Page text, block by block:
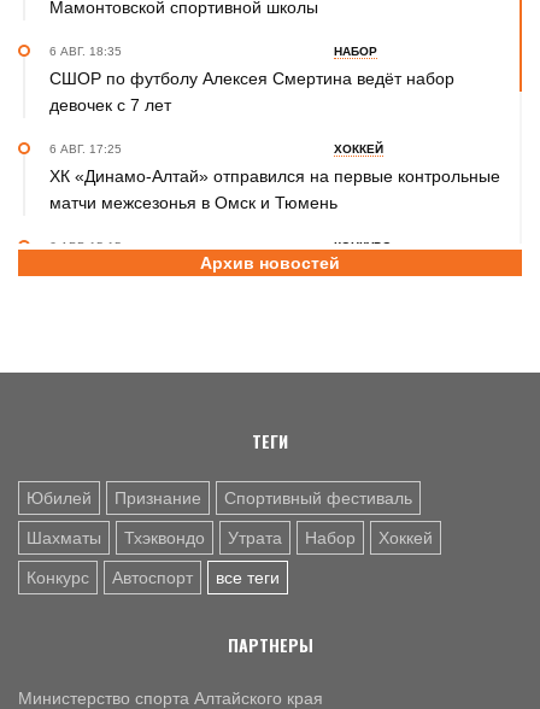
Мамонтовской спортивной школы
6 АВГ. 18:35 НАБОР
СШОР по футболу Алексея Смертина ведёт набор
девочек с 7 лет
6 АВГ. 17:25 ХОККЕЙ
ХК «Динамо-Алтай» отправился на первые контрольные
матчи межсезонья в Омск и Тюмень
6 АВГ. 15:15 КОНКУРС
Продолжается приём заявок на участие в шестом сезоне
Как в 2026 году можно оформить социальный налоговый
Архив новостей
ТЕГИ
Юбилей Признание Спортивный фестиваль
Шахматы Тхэквондо Утрата Набор Хоккей
Конкурс Автоспорт все теги
ПАРТНЕРЫ
Министерство спорта Алтайского края